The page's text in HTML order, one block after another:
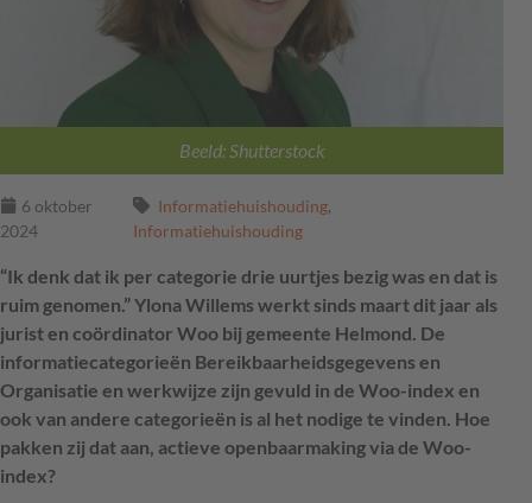
Beeld: Shutterstock
6 oktober
2024
Informatiehuishouding,
Informatiehuishouding
“Ik denk dat ik per categorie drie uurtjes bezig was en dat is
ruim genomen.” Ylona Willems werkt sinds maart dit jaar als
jurist en coördinator Woo bij gemeente Helmond. De
informatiecategorieën Bereikbaarheidsgegevens en
Organisatie en werkwijze zijn gevuld in de Woo-index en
ook van andere categorieën is al het nodige te vinden. Hoe
pakken zij dat aan, actieve openbaarmaking via de Woo-
index?